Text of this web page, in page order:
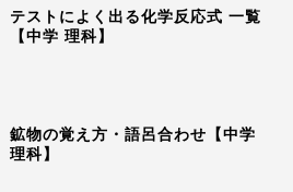
テストによく出る化学反応式 一覧
【中学 理科】
鉱物の覚え方・語呂合わせ【中学
理科】